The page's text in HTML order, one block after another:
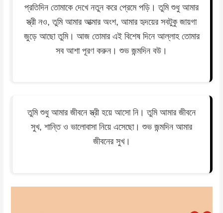
প্রতিদিন তোমাকে দেখে নতুন করে প্রেমে পড়ি। তুমি শুধু আমার
স্ত্রী নও, তুমি আমার আত্মার অংশ, আমার হৃদয়ের সবটুকু জায়গা
জুড়ে আছো তুমি। আজ তোমার এই বিশেষ দিনে আল্লাহ তোমার
সব আশা পূরণ করুন। শুভ জন্মদিন বউ।
তুমি শুধু আমার জীবনে স্ত্রী হয়ে আসো নি। তুমি আমার জীবনে
সুখ, শান্তি ও ভালোবাসা নিয়ে এসেছো। শুভ জন্মদিন আমার
জীবনের সুখ।